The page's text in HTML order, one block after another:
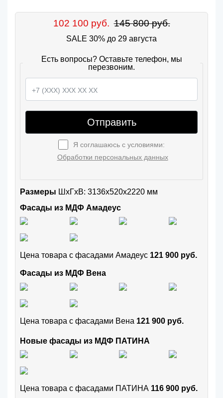
102 100 руб. 145 800 руб.
SALE 30% до 29 августа
Есть вопросы? Оставьте телефон, мы
перезвоним.
Отправить
Я соглашаюсь с условиями:
Обработки персональных данных
Размеры ШxГхВ: 3136x520x2220 мм
Фасады из МДФ Амадеус
Цена товара с фасадами Амадеус 121 900 руб.
Фасады из МДФ Вена
Цена товара с фасадами Вена 121 900 руб.
Новые фасады из МДФ ПАТИНА
Цена товара с фасадами ПАТИНА 116 900 руб.